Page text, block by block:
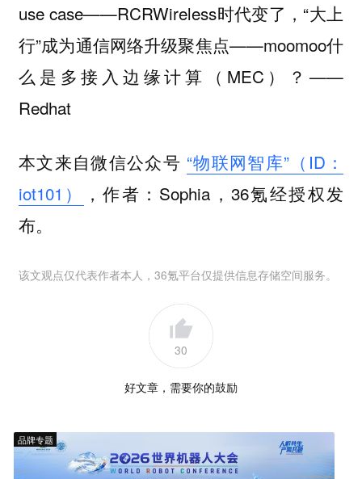
use case——RCRWireless时代变了，“大上
行”成为通信网络升级聚焦点——moomoo什
么是多接入边缘计算（MEC）？——
Redhat
本文来自微信公众号 “物联网智库”（ID：
iot101）
，作者：Sophia，36氪经授权发
布。
该文观点仅代表作者本人，36氪平台仅提供信息存储空间服务。
30
好文章，需要你的鼓励
品牌专题